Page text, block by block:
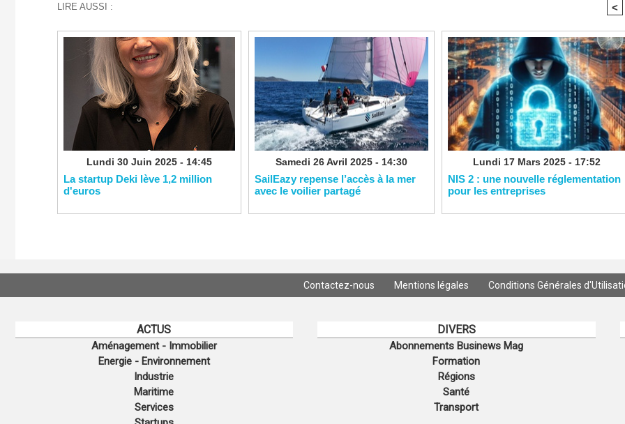
LIRE AUSSI : <
Lundi 30 Juin 2025 - 14:45
La startup Deki lève 1,2 million
d'euros
Samedi 26 Avril 2025 - 14:30
SailEazy repense l’accès à la mer
avec le voilier partagé
Lundi 17 Mars 2025 - 17:52
NIS 2 : une nouvelle réglementation
pour les entreprises
Contactez-nous Mentions légales Conditions Générales
ACTUS
Aménagement - Immobilier
Energie - Environnement
Industrie
Maritime
Services
DIVERS
Abonnements Businews Mag
Formation
Régions
Santé
Transport